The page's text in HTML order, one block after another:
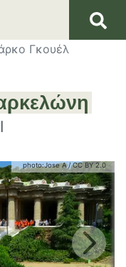
Γκουέλ
photo:Jose A /CC BY 2.0